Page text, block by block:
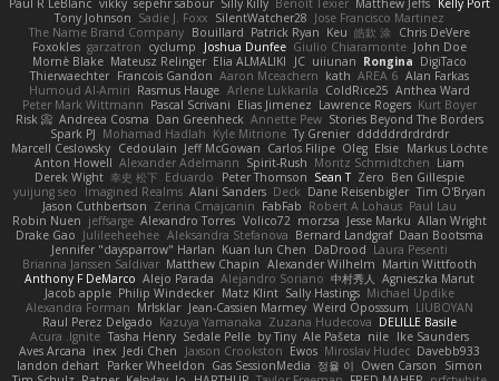
Paul R LeBlanc vikky sepehr sabour Silly Killy Benoît Texier Matthew Jeffs Kelly Port
Tony Johnson Sadie J. Foxx SilentWatcher28 Jose Francisco Martinez
The Name Brand Company Bouillard Patrick Ryan Keu 皓欽 涂 Chris DeVere
Foxokles garzatron cyclump Joshua Dunfee Giulio Chiaramonte John Doe
Mornè Blake Mateusz Relinger Elia ALMALIKI JC uiiunan Rongina DigiTaco
Thierwaechter Francois Gandon Aaron Mceachern kath AREA 6 Alan Farkas
Humoud Al-Amiri Rasmus Hauge Arlene Lukkarila ColdRice25 Anthea Ward
Peter Mark Wittmann Pascal Scrivani Elias Jimenez Lawrence Rogers Kurt Boyer
Risk 📀 Andreea Cosma Dan Greenheck Annette Pew Stories Beyond The Borders
Spark PJ Mohamad Hadlah Kyle Mitrione Ty Grenier dddddrdrdrdrdr
Marcell Ceslowsky Cedoulain Jeff McGowan Carlos Filipe Oleg Elsie Markus Löchte
Anton Howell Alexander Adelmann Spirit-Rush Moritz Schmidtchen Liam
Derek Wight 幸史 松下 Eduardo Peter Thomson Sean T Zero Ben Gillespie
yuijung seo
Imagined Realms Alani Sanders Deck Dane Reisenbigler Tim O'Bryan
Jason Cuthbertson Zerina Cmajcanin FabFab Robert A Lohaus Paul Lau
Robin Nuen jeffsarge Alexandro Torres Volico72 morzsa Jesse Marku Allan Wright
Drake Gao Julileeheehee Aleksandra Stefanova Bernard Landgraf Daan Bootsma
Jennifer "daysparrow" Harlan Kuan lun Chen DaDrood Laura Pesenti
Brianna Janssen Saldivar Matthew Chapin Alexander Wilhelm Martin Wittfooth
Anthony F DeMarco Alejo Parada Alejandro Soriano 中村秀人
Agnieszka Marut
Jacob apple Philip Windecker Matz Klint Sally Hastings Michael Updike
Alexandra Forman MrIsklar Jean-Cassien Marmey Weird Oposssum LIUBOYAN
Raul Perez Delgado Kazuya Yamanaka Zuzana Hudecova DELILLE Basile
Acura .Ignite Tasha Henry Sedale Pelle by Tiny Ale Pašeta nile Ike Saunders
Aves Arcana inex Jedi Chen Jaxson Crookston Ewos Miroslav Hudec Davebb933
landon dehart Parker Wheeldon Gas SessionMedia 정율 이 Owen Carson
Simon